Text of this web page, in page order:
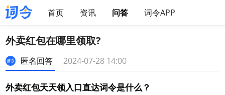
首页 资讯 问答 词令APP
外卖红包在哪里领取?
匿名回答 2024-07-28 14:00
外卖红包天天领入口直达词令是什么？